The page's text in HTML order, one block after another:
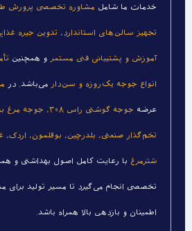
خدمات ما شامل مشاوره تخصصی پرورش
تجهیز سالن‌های استاندارد، تدوین جیره
آموزش و پشتیبانی فنی مستمر و همچنین
انواع جوجه یک‌روزه و سن‌دار می‌باشد. در
عرضه جوجه گوشتی راس ۳۰۸،
تخم‌گذار صنعتی، بلدرچین، بوقلمون، اردک،
شترمرغ با رعایت کامل اصول بهداشتی و
تخصصی انجام می‌گیرد تا مسیر تولید برای
اطمینان و بازدهی بالا همراه باشد.